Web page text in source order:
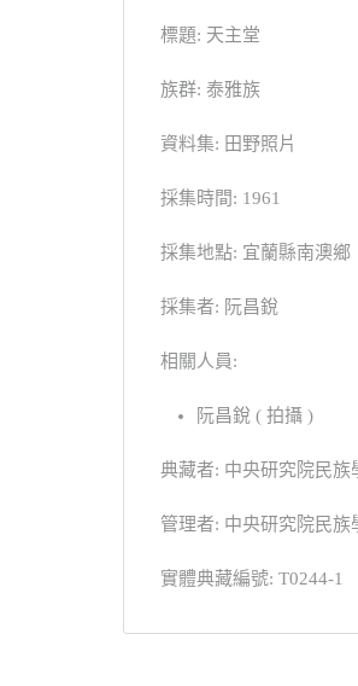
標題: 天主堂
族群: 泰雅族
資料集: 田野照片
採集時間: 1961
採集地點: 宜蘭縣南澳鄉
採集者: 阮昌銳
相關人員:
阮昌銳 ( 拍攝 )
典藏者: 中央研究院民族
管理者: 中央研究院民族
實體典藏編號: T0244-1